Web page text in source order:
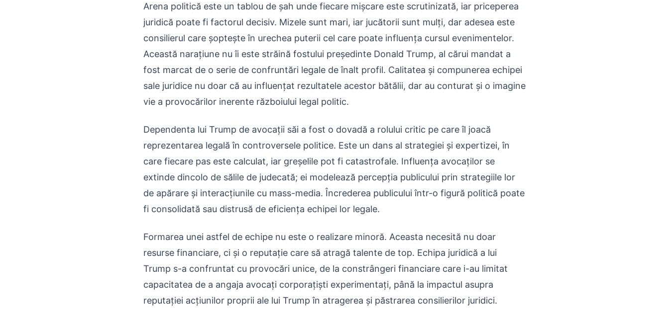
Arena politică este un tablou de șah unde fiecare mișcare este scrutinizată, iar priceperea
juridică poate fi factorul decisiv. Mizele sunt mari, iar jucătorii sunt mulți, dar adesea este
consilierul care șoptește în urechea puterii cel care poate influența cursul evenimentelor.
Această narațiune nu îi este străină fostului președinte Donald Trump, al cărui mandat a
fost marcat de o serie de confruntări legale de înalt profil. Calitatea și compunerea echipei
sale juridice nu doar că au influențat rezultatele acestor bătălii, dar au conturat și o imagine
vie a provocărilor inerente războiului legal politic.
Dependenta lui Trump de avocații săi a fost o dovadă a rolului critic pe care îl joacă
reprezentarea legală în controversele politice. Este un dans al strategiei și expertizei, în
care fiecare pas este calculat, iar greșelile pot fi catastrofale. Influența avocaților se
extinde dincolo de sălile de judecată; ei modelează percepția publicului prin strategiile lor
de apărare și interacțiunile cu mass-media. Încrederea publicului într-o figură politică poate
fi consolidată sau distrusă de eficiența echipei lor legale.
Formarea unei astfel de echipe nu este o realizare minoră. Aceasta necesită nu doar
resurse financiare, ci și o reputație care să atragă talente de top. Echipa juridică a lui
Trump s-a confruntat cu provocări unice, de la constrângeri financiare care i-au limitat
capacitatea de a angaja avocați corporațiști experimentați, până la impactul asupra
reputației acțiunilor proprii ale lui Trump în atragerea și păstrarea consilierilor juridici.